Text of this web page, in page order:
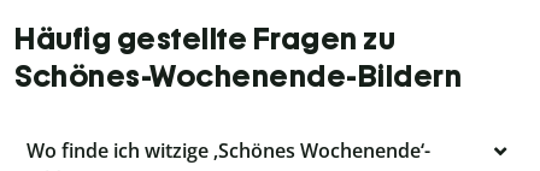
Häufig gestellte Fragen zu
Schönes-Wochenende-Bildern
Wo finde ich witzige ‚Schönes Wochenende‘-